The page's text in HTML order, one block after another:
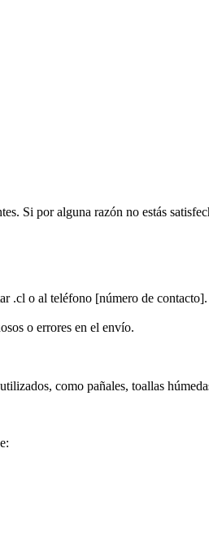
Si por alguna razón no estás
.cl o al teléfono [número de contacto].
o errores en el envío.
como pañales, toallas